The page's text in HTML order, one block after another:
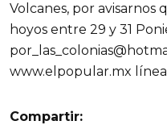
Volcanes, por avisarnos
hoyos entre 29 y 31
www.elpopular.mx
Compartir: